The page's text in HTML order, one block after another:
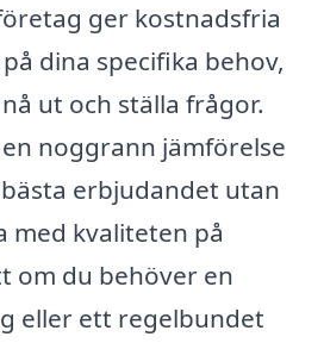
ger kostnadsfria
dina specifika behov,
ut och ställa frågor.
noggrann jämförelse
erbjudandet utan
med kvaliteten på
om du behöver en
eller ett regelbundet